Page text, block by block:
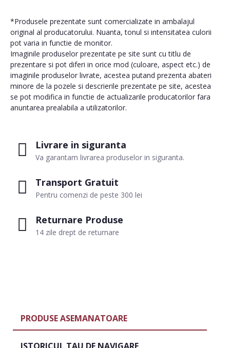
Livrare in siguranta
Va garantam livrarea produselor in siguranta.
Transport Gratuit
Pentru comenzi de peste 300 lei
Returnare Produse
14 zile drept de returnare
*Produsele prezentate sunt comercializate in ambalajul
original al producatorului. Nuanta, tonul si intensitatea culorii
pot varia in functie de monitor.
Imaginile produselor prezentate pe site sunt cu titlu de
prezentare si pot diferi in orice mod (culoare, aspect etc.) de
imaginile produselor livrate, acestea putand prezenta abateri
minore de la pozele si descrierile prezentate pe site, acestea
se pot modifica in functie de actualizarile producatorilor fara
anuntarea prealabila a utilizatorilor.
PRODUSE ASEMANATOARE